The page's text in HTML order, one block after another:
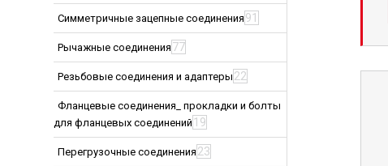
Симметричные зацепные соединения 91
Рычажные соединения 77
Резьбовые соединения и адаптеры 22
Фланцевые соединения_ прокладки и болты
для фланцевых соединений 19
Перегрузочные соединения 23